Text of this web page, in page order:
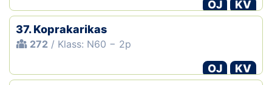
OJ
KV
37. Koprakarikas
272 / Klass: N60 − 2p
OJ
KV